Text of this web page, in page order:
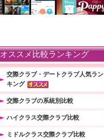
オススメ比較ランキング
交際クラブ・デートクラブ人気ラン
キング
交際クラブの系統別比較
ハイクラス交際クラブ比較
ミドルクラス交際クラブ比較